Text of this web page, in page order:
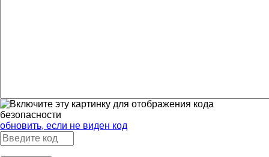
обновить, если не виден код